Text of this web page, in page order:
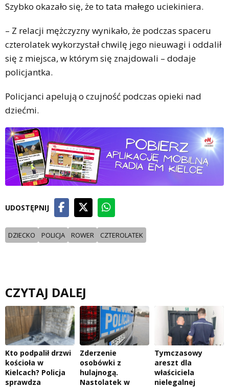
Szybko okazało się, że to tata małego uciekiniera.
– Z relacji mężczyzny wynikało, że podczas spaceru
czterolatek wykorzystał chwilę jego nieuwagi i oddalił
się z miejsca, w którym się znajdowali – dodaje
policjantka.
Policjanci apelują o czujność podczas opieki nad
dziećmi.
UDOSTĘPNIJ
DZIECKO POLICJA ROWER CZTEROLATEK
CZYTAJ DALEJ
Kto podpalił drzwi
kościoła w
Kielcach? Policja
sprawdza
Zderzenie
osobówki z
hulajnogą.
Nastolatek w
Tymczasowy
areszt dla
właściciela
nielegalnej